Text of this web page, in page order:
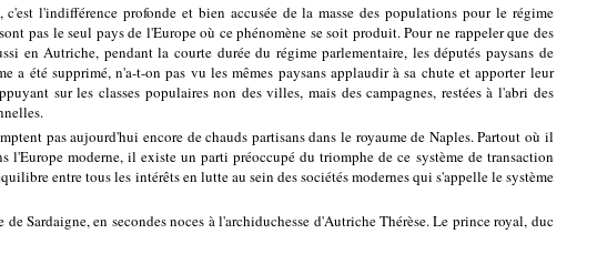
l'indifférence profonde et bien accusée de la masse des populations pour le régime
pas le seul pays de l'Europe où ce phénomène se soit produit. Pour ne rappeler que des
en Autriche, pendant la courte durée du régime parlementaire, les députés paysans de
été supprimé, n'a-t-on pas vu les mêmes paysans applaudir à sa chute et apporter leur
sur les classes populaires non des villes, mais des campagnes, restées à l'abri des
pas aujourd'hui encore de chauds partisans dans le royaume de Naples. Partout où il
l'Europe moderne, il existe un parti préoccupé du triomphe de ce système de transaction
entre tous les intérêts en lutte au sein des sociétés modernes qui s'appelle le système
Sardaigne, en secondes noces à l'archiduchesse d'Autriche Thérèse. Le prince royal, duc